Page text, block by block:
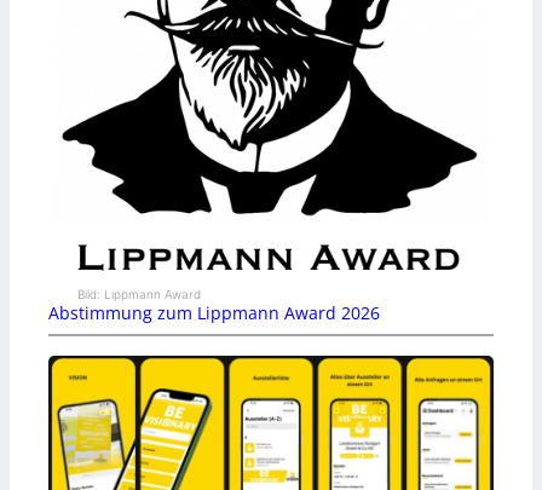
Bild: Lippmann Award
Abstimmung zum Lippmann Award 2026